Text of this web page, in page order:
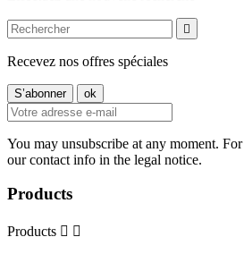

Recevez nos offres spéciales
You may unsubscribe at any moment.
our contact info in the legal notice.
Products
Products  